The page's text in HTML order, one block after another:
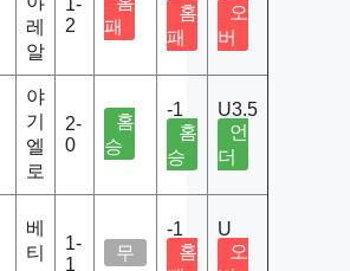
레
알
2
패
홈
패
오
버
야
기
엘
로
2-
0
홈
승
-1
홈
승
U3.5
언
더
베
티
1-
1
무
-1
홈
U
오